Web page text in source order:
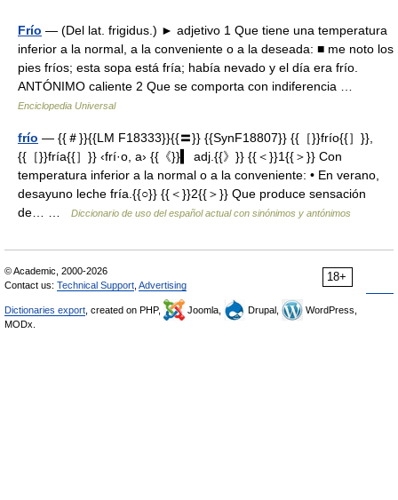
Frío — (Del lat. frigidus.) ► adjetivo 1 Que tiene una temperatura
inferior a la normal, a la conveniente o a la deseada: ■ me noto los
pies fríos; esta sopa está fría; había nevado y el día era frío.
ANTÓNIMO caliente 2 Que se comporta con indiferencia …
Enciclopedia Universal
frío — {{＃}}{{LM F18333}}{{〓}} {{SynF18807}} {{［}}frío{{］}},
{{［}}fría{{］}} ‹frí·o, a› {{《}}▍ adj.{{》}} {{＜}}1{{＞}} Con
temperatura inferior a la normal o a la conveniente: • En verano,
desayuno leche fría.{{○}} {{＜}}2{{＞}} Que produce sensación
de… …
Diccionario de uso del español actual con sinónimos y antónimos
18+
© Academic, 2000-2026
Contact us: Technical Support Advertising
Dictionaries export , created on PHP, Joomla, Drupal,
WordPress,
MODx.